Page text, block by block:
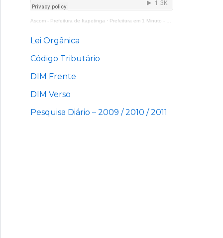
Ascom - Prefeitura de Itapetinga · Prefeitura em 1 Minuto - Centro de Reabilitação Equoterapia Manoela
Lei Orgânica
Código Tributário
DIM Frente
DIM Verso
Pesquisa Diário – 2009 / 2010 / 2011